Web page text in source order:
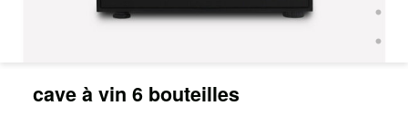
cave à vin 6 bouteilles